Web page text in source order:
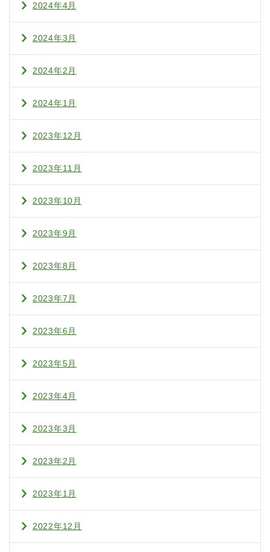
2024年4月
2024年3月
2024年2月
2024年1月
2023年12月
2023年11月
2023年10月
2023年9月
2023年8月
2023年7月
2023年6月
2023年5月
2023年4月
2023年3月
2023年2月
2023年1月
2022年12月